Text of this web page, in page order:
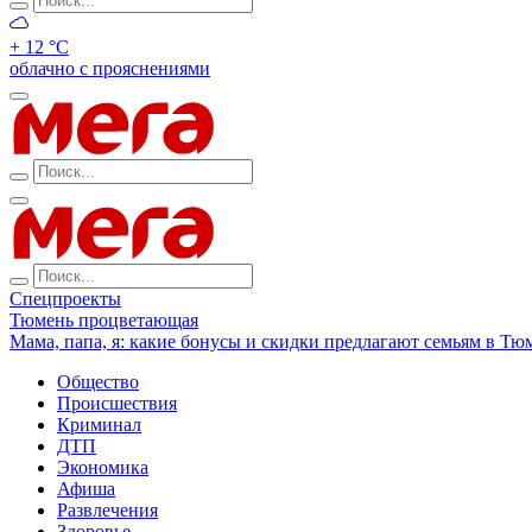
+ 12 °С
облачно с прояснениями
Спецпроекты
Тюмень процветающая
Мама, папа, я: какие бонусы и скидки предлагают семьям в
Общество
Происшествия
Криминал
ДТП
Экономика
Афиша
Развлечения